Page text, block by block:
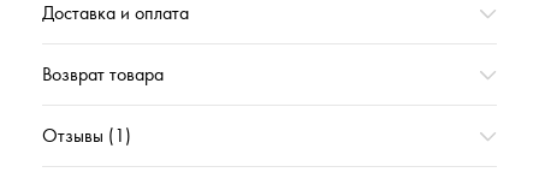
Доставка и оплата
Возврат товара
Отзывы (1)